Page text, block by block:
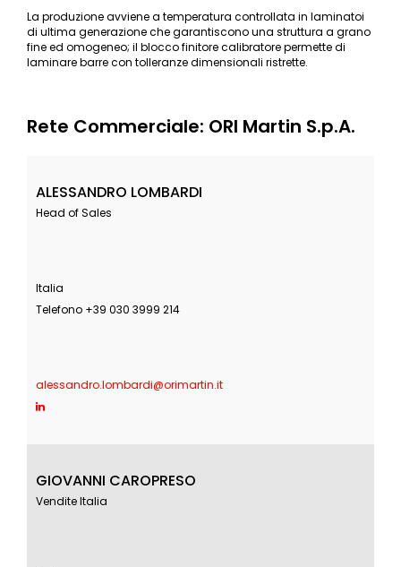
La produzione avviene a temperatura controllata in laminatoi
di ultima generazione che garantiscono una struttura a grano
fine ed omogeneo; il blocco finitore calibratore permette di
laminare barre con tolleranze dimensionali ristrette.
Rete Commerciale: ORI Martin S.p.A.
ALESSANDRO LOMBARDI
Head of Sales
Italia
Telefono +39 030 3999 214
alessandro.lombardi@orimartin.it
GIOVANNI CAROPRESO
Vendite Italia